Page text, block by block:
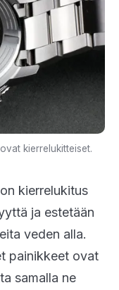
kierrelukitteiset.
kierrelukitus
ja estetään
veden alla.
painikkeet ovat
samalla ne